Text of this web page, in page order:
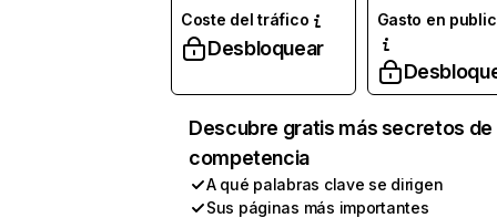
Coste del tráfico
Desbloquear
Gasto en
Descubre gratis más secretos de
competencia
A qué palabras clave se dirigen
Sus páginas más importantes